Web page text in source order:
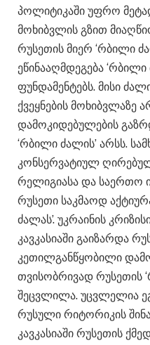
პოლიტიკაში უფრო
მოხიბვლის გზით
რუსეთის მიერ ‘რბილი
ეწინააღმდეგება
ფუნდამენტებს. მისი
ქვეყნების მოხიბვლაზე
დამოკიდებულების
‘რბილი ძალის’ არსს.
კონსერვატიულ
რელიგიასა და საერთო
რუსეთი საკმაოდ
ძალას’. უკრაინის
კავკასიაში გაიზარდა
კეთილგანწყობილი
თვისობრივად რუსეთის
შეცვლილა. უცვლელია
რუსული რიტორიკის
კავკასიაში რუსეთის